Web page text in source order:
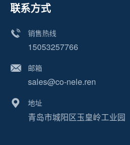
联系方式
销售热线
15053257766
邮箱
sales@co-nele.ren
地址
青岛市城阳区玉皇岭工业园